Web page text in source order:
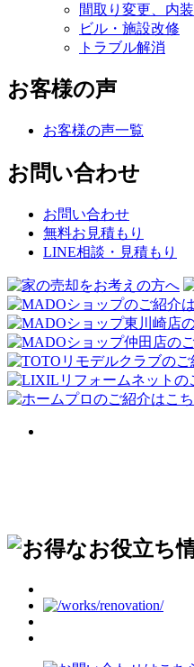
間取り変更、内装
ビル・施設改修
トラブル解消
お客様の声
お客様の声一覧
お問い合わせ
お問い合わせ
無料お見積もり
LINE相談・見積もり